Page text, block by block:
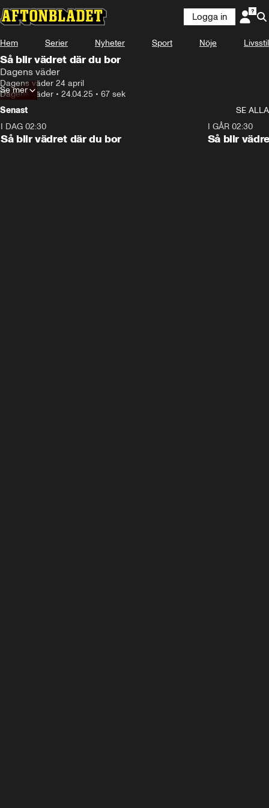
Logga in
Hem Serier Nyheter Sport Nöje Livsstil
Så blir vädret där du bor
Dagens väder
Dagens väder 24 april
Dagens väder • 24.04.25 • 67 sek
Se mer
Senast
SE ALLA
I DAG 02:30
Så blir vädret där du bor
I GÅR 02:30
Så blir